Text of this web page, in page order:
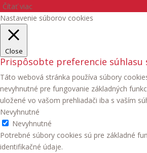
Čítať viac
Nastavenie súborov cookies
Close
Prispôsobte preferencie súhlasu
Táto webová stránka používa súbory
nevyhnutné pre fungovanie základných
uložené vo vašom prehliadači iba s vaším
Nevyhnutné
Nevyhnutné
Potrebné súbory cookies sú pre základné
identifikačné údaje.